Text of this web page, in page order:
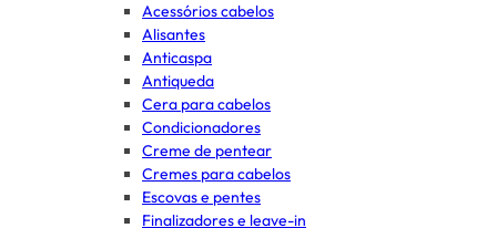
Acessórios cabelos
Alisantes
Anticaspa
Antiqueda
Cera para cabelos
Condicionadores
Creme de pentear
Cremes para cabelos
Escovas e pentes
Finalizadores e leave-in